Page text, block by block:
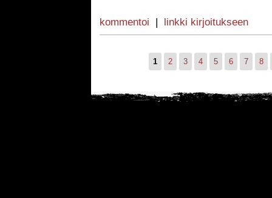
kommentoi | linkki kirjoitukseen
1 2 3 4 5 6 7 8